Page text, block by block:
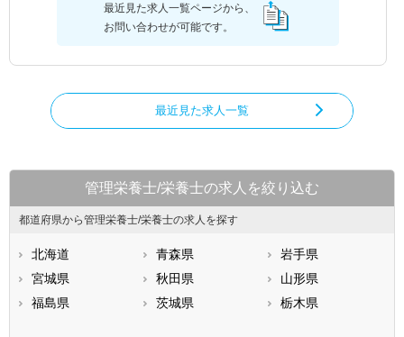
最近見た求人一覧ページから、
お問い合わせが可能です。
最近見た求人一覧
管理栄養士/栄養士の求人を絞り込む
都道府県から管理栄養士/栄養士の求人を探す
北海道 青森県
岩手県
宮城県
秋田県
山形県
福島県
茨城県
栃木県